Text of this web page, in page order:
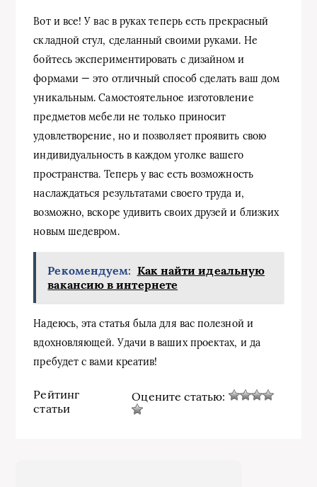
Вот и все! У вас в руках теперь есть прекрасный
складной стул, сделанный своими руками. Не
бойтесь экспериментировать с дизайном и
формами — это отличный способ сделать ваш дом
уникальным. Самостоятельное изготовление
предметов мебели не только приносит
удовлетворение, но и позволяет проявить свою
индивидуальность в каждом уголке вашего
пространства. Теперь у вас есть возможность
наслаждаться результатами своего труда и,
возможно, вскоре удивить своих друзей и близких
новым шедевром.
Рекомендуем: Как найти идеальную
вакансию в интернете
Надеюсь, эта статья была для вас полезной и
вдохновляющей. Удачи в ваших проектах, и да
пребудет с вами креатив!
Рейтинг
статьи
Оцените статью: